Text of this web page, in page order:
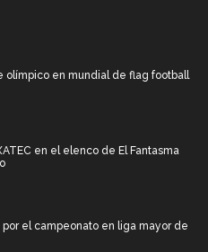
olímpico en mundial de flag football
en el elenco de El Fantasma
por el campeonato en liga mayor de